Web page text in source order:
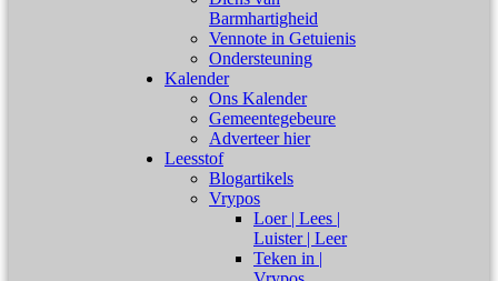
Barmhartigheid
Vennote in Getuienis
Ondersteuning
Kalender
Ons Kalender
Gemeentegebeure
Adverteer hier
Leesstof
Blogartikels
Vrypos
Loer | Lees |
Luister | Leer
Teken in |